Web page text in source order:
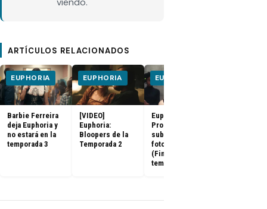
ARTÍCULOS RELACIONADOS
EUPHORIA
Barbie Ferreira
deja Euphoria y
no estará en la
temporada 3
EUPHORIA
[VIDEO]
Euphoria:
Bloopers de la
Temporada 2
EUPHORIA
Euphoria 2x08:
Promo
subtitulada,
fotos y sinopsis
(Final de
temporada)